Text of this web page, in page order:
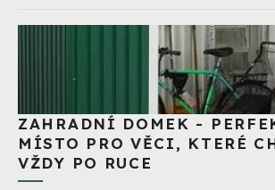
ZAHRADNÍ DOMEK -
MÍSTO PRO VĚCI, KTERÉ
VŽDY PO RUCE